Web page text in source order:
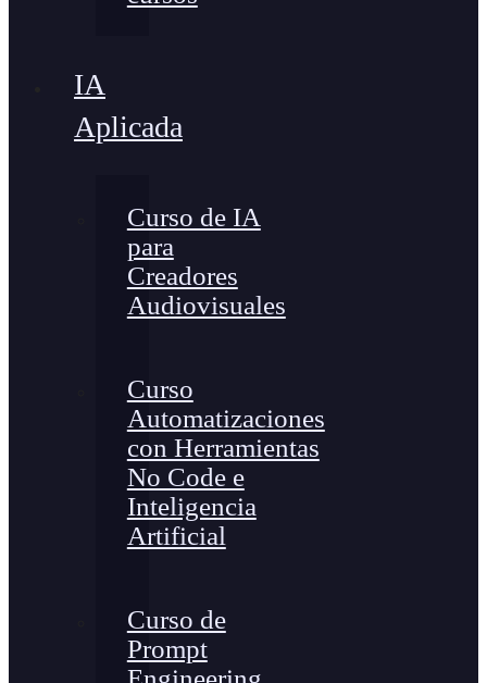
IA
Aplicada
Curso de IA
para
Creadores
Audiovisuales
Curso
Automatizaciones
con Herramientas
No Code e
Inteligencia
Artificial
Curso de
Prompt